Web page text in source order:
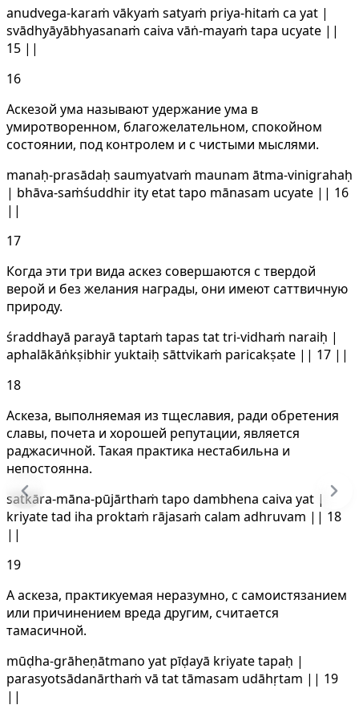
anudvega-karaṁ vākyaṁ satyaṁ priya-hitaṁ ca yat |
svādhyāyābhyasanaṁ caiva vāṅ-mayaṁ tapa ucyate ||
15 ||
16
Аскезой ума называют удержание ума в
умиротворенном, благожелательном, спокойном
состоянии, под контролем и с чистыми мыслями.
manaḥ-prasādaḥ saumyatvaṁ maunam ātma-vinigrahaḥ
| bhāva-saṁśuddhir ity etat tapo mānasam ucyate || 16
||
17
Когда эти три вида аскез совершаются с твердой
верой и без желания награды, они имеют саттвичную
природу.
śraddhayā parayā taptaṁ tapas tat tri-vidhaṁ naraiḥ |
aphalākāṅkṣibhir yuktaiḥ sāttvikaṁ paricakṣate || 17 ||
18
Аскеза, выполняемая из тщеславия, ради обретения
славы, почета и хорошей репутации, является
раджасичной. Такая практика нестабильна и
непостоянна.
satkāra-māna-pūjārthaṁ tapo dambhena caiva yat |
kriyate tad iha proktaṁ rājasaṁ calam adhruvam || 18
||
19
А аскеза, практикуемая неразумно, с самоистязанием
или причинением вреда другим, считается
тамасичной.
mūḍha-grāheṇātmano yat pīḍayā kriyate tapaḥ |
parasyotsādanārthaṁ vā tat tāmasam udāhṛtam || 19
||